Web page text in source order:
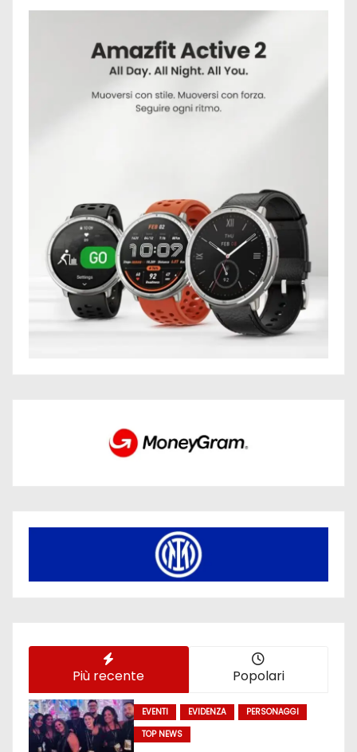
Più recente Popolari
EVENTI EVIDENZA
PERSONAGGI
TOP NEWS